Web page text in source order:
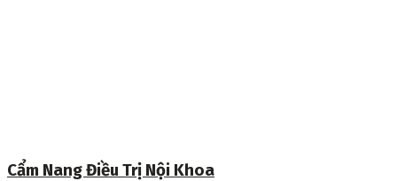
Cẩm Nang Điều Trị Nội Khoa